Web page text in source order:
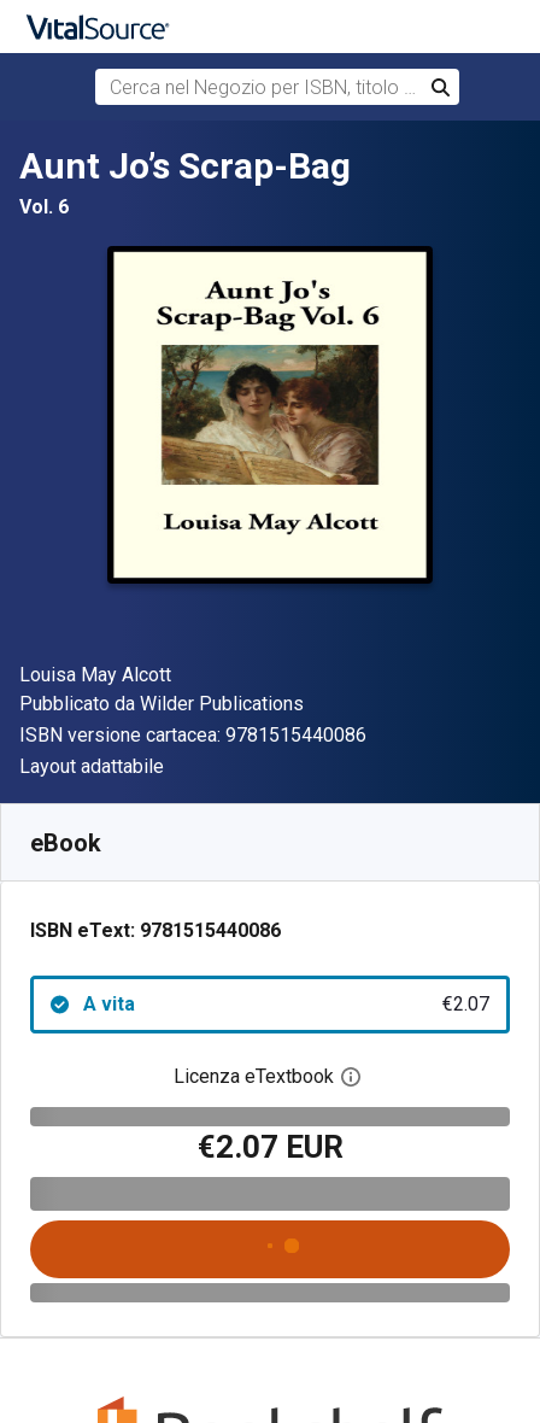
Passa al contenuto principale
Cerca nel Negozio per ISBN, titolo o autore
Cerca
Aunt Jo’s Scrap-Bag
Vol. 6
Autore(i)
Louisa May Alcott
Editore
Pubblicato da Wilder Publications
ISBN versione cartacea: 9781515440086
Formato
Layout adattabile
eBook
ISBN eText: 9781515440086
A vita €2.07
Licenza eTextbook Apri la finestra di
€2.07 EUR